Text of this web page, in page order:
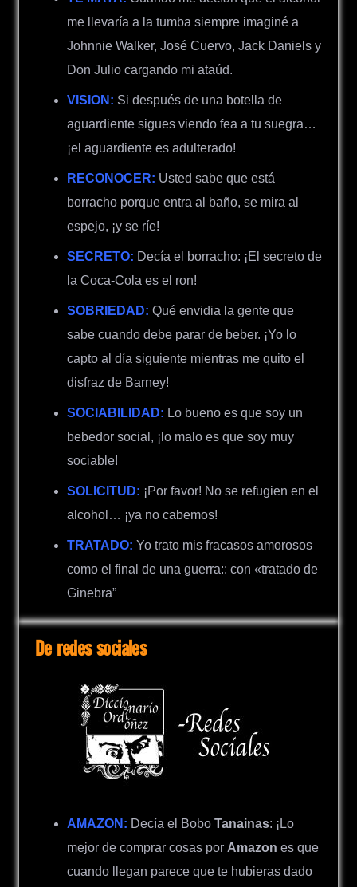
me llevaría a la tumba siempre imaginé a
Johnnie Walker, José Cuervo, Jack Daniels y
Don Julio cargando mi ataúd.
VISION: Si después de una botella de
aguardiente sigues viendo fea a tu suegra…
¡el aguardiente es adulterado!
RECONOCER: Usted sabe que está
borracho porque entra al baño, se mira al
espejo, ¡y se ríe!
SECRETO: Decía el borracho: ¡El secreto de
la Coca-Cola es el ron!
SOBRIEDAD: Qué envidia la gente que
sabe cuando debe parar de beber. ¡Yo lo
capto al día siguiente mientras me quito el
disfraz de Barney!
SOCIABILIDAD: Lo bueno es que soy un
bebedor social, ¡lo malo es que soy muy
sociable!
SOLICITUD: ¡Por favor! No se refugien en el
alcohol… ¡ya no cabemos!
TRATADO: Yo trato mis fracasos amorosos
como el final de una guerra:: con «tratado de
Ginebra”
De redes sociales
AMAZON: Decía el Bobo Tanainas: ¡Lo
mejor de comprar cosas por Amazon es que
cuando llegan parece que te hubieras dado